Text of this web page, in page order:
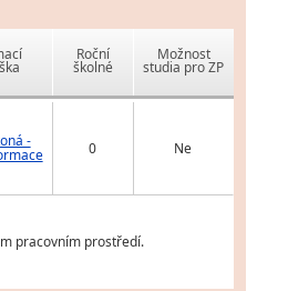
Roční
školné
Možnost
studia pro ZP
- 0 Ne
pracovním prostředí.